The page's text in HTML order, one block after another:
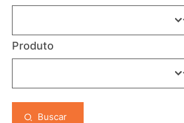
Produto
Buscar